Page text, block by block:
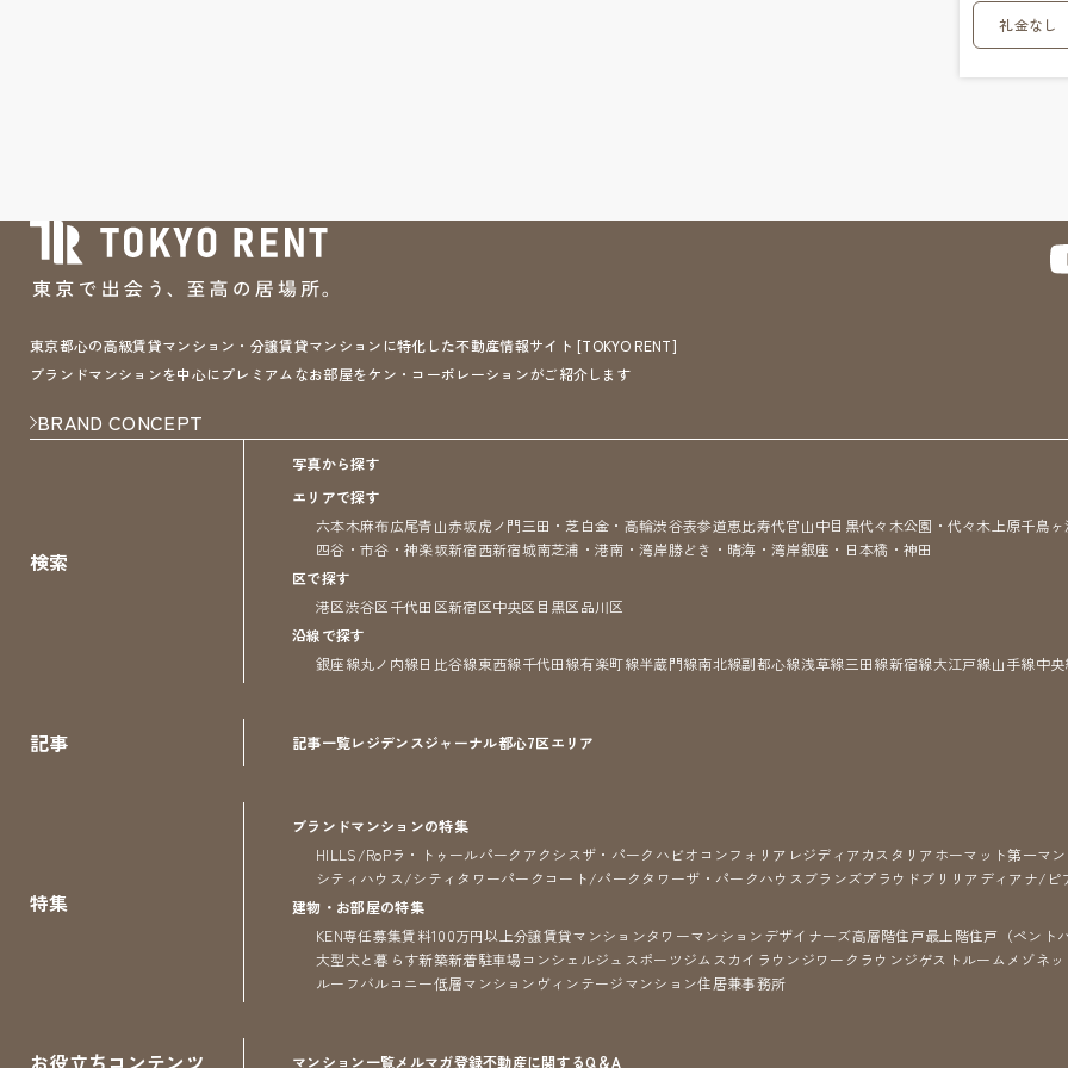
礼金なし
東京都心の高級賃貸マンション・分譲賃貸マンションに特化した不動産情報サイト [TOKYO RENT]
ブランドマンションを中心にプレミアムなお部屋をケン・コーポレーションがご紹介します
BRAND CONCEPT
検索
写真から探す
エリアで探す
六本木麻布広尾青山赤坂虎ノ門三田・芝白金・高輪渋谷表参道恵比寿代官山中目黒代々木公園・代々木上原千鳥
四谷・市谷・神楽坂新宿西新宿城南芝浦・港南・湾岸勝どき・晴海・湾岸銀座・日本橋・神田
区で探す
港区渋谷区千代田区新宿区中央区 目黒区品川区
沿線で探す
銀座線丸ノ内線日比谷線東西線千代田線有楽町線半蔵門線南北線副都心線浅草線三田線新宿線大江戸線山手線中
記事 記事一覧レジデンスジャーナル都心7区エリア
特集
ブランドマンションの特集
HILLS/RoPラ・トゥールパークアクシスザ・パークハビオ コンフォリア レジディア カスタリア ホーマット第一マ
シティハウス/シティタワーパークコート/パークタワーザ・パークハウス ブランズプラウドブリリア ディアナ/ピ
建物・お部屋の特集
KEN専任募集賃料100万円以上分譲賃貸マンションタワーマンションデザイナーズ高層階住戸最上階住戸（ペント
大型犬と暮らす新築新着駐車場コンシェルジュ スポーツジム スカイラウンジワークラウンジゲストルーム メゾネ
ルーフバルコニー低層マンション ヴィンテージマンション住居兼事務所
マンション一覧メルマガ登録不動産に関するQ＆A